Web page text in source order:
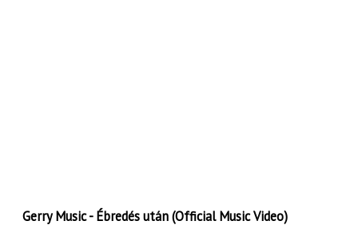
Gerry Music - Ébredés után (Official Music Video)